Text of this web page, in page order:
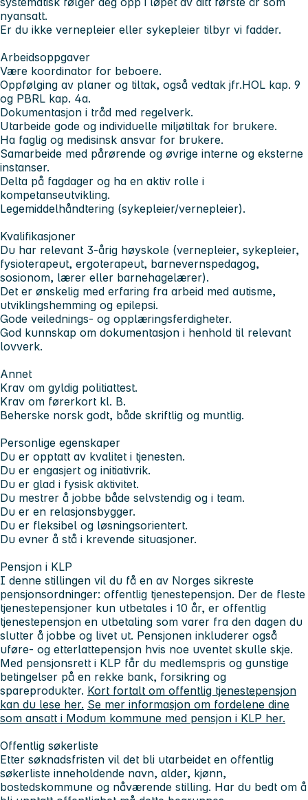
nyansatt.
Er du ikke vernepleier eller sykepleier tilbyr vi fadder.
Arbeidsoppgaver
Være koordinator for beboere.
Oppfølging av planer og tiltak, også vedtak jfr.HOL kap. 9
og PBRL kap. 4a.
Dokumentasjon i tråd med regelverk.
Utarbeide gode og individuelle miljøtiltak for brukere.
Ha faglig og medisinsk ansvar for brukere.
Samarbeide med pårørende og øvrige interne og eksterne
instanser.
Delta på fagdager og ha en aktiv rolle i
kompetanseutvikling.
Legemiddelhåndtering (sykepleier/vernepleier).
Kvalifikasjoner
Du har relevant 3-årig høyskole (vernepleier, sykepleier,
fysioterapeut, ergoterapeut, barnevernspedagog,
sosionom, lærer eller barnehagelærer).
Det er ønskelig med erfaring fra arbeid med autisme,
utviklingshemming og epilepsi.
Gode veilednings- og opplæringsferdigheter.
God kunnskap om dokumentasjon i henhold til relevant
lovverk.
Annet
Krav om gyldig politiattest.
Krav om førerkort kl. B.
Beherske norsk godt, både skriftlig og muntlig.
Personlige egenskaper
Du er opptatt av kvalitet i tjenesten.
Du er engasjert og initiativrik.
Du er glad i fysisk aktivitet.
Du mestrer å jobbe både selvstendig og i team.
Du er en relasjonsbygger.
Du er fleksibel og løsningsorientert.
Du evner å stå i krevende situasjoner.
Pensjon i KLP
I denne stillingen vil du få en av Norges sikreste
pensjonsordninger: offentlig tjenestepensjon. Der de fleste
tjenestepensjoner kun utbetales i 10 år, er offentlig
tjenestepensjon en utbetaling som varer fra den dagen du
slutter å jobbe og livet ut. Pensjonen inkluderer også
uføre- og etterlattepensjon hvis noe uventet skulle skje.
Med pensjonsrett i KLP får du medlemspris og gunstige
betingelser på en rekke bank, forsikring og
spareprodukter. Kort fortalt om offentlig tjenestepensjon
kan du lese her. Se mer informasjon om fordelene dine
som ansatt i Modum kommune med pensjon i KLP her.
Offentlig søkerliste
Etter søknadsfristen vil det bli utarbeidet en offentlig
søkerliste inneholdende navn, alder, kjønn,
bostedskommune og nåværende stilling. Har du bedt om å